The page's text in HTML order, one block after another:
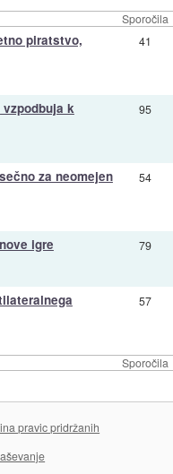
Sporočila
Sporočila
piratstvo, 41
k 95
za neomejen 54
igre 79
57
pravic pridržanih